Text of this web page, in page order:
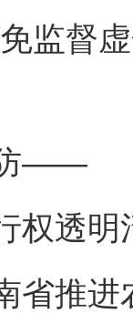
监督
——
透明
推进